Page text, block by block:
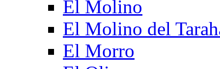
El Molino
El Molino del
El Morro